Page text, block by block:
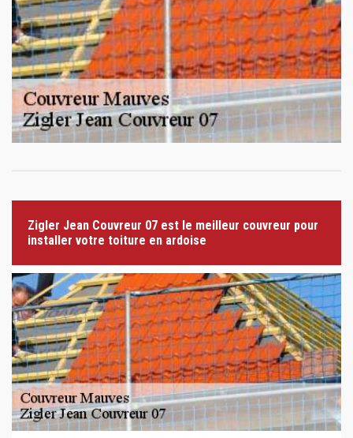
Zigler Jean Couvreur 07 est le meilleur couvreur pour
installer votre toiture en ardoise